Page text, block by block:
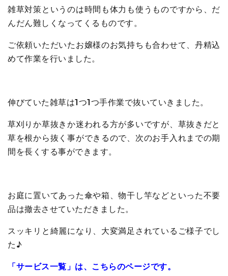
雑草対策というのは時間も体力も使うものですから、だ
んだん難しくなってくるものです。
ご依頼いただいたお嬢様のお気持ちも合わせて、丹精込
めて作業を行いました。
伸びていた雑草は1つ1つ手作業で抜いていきました。
草刈りか草抜きか迷われる方が多いですが、草抜きだと
草を根から抜く事ができるので、次のお手入れまでの期
間を長くする事ができます。
お庭に置いてあった傘や箱、物干し竿などといった不要
品は撤去させていただきました。
スッキリと綺麗になり、大変満足されているご様子でし
た♪
「サービス一覧」は、こちらのページです。